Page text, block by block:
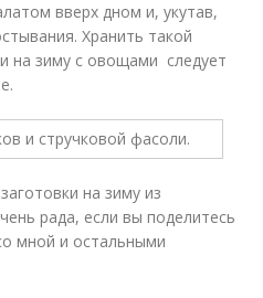
вверх дном и, укутав,
Хранить такой
на зиму с овощами следует
на зиму из
рада, если вы поделитесь
мной и остальными